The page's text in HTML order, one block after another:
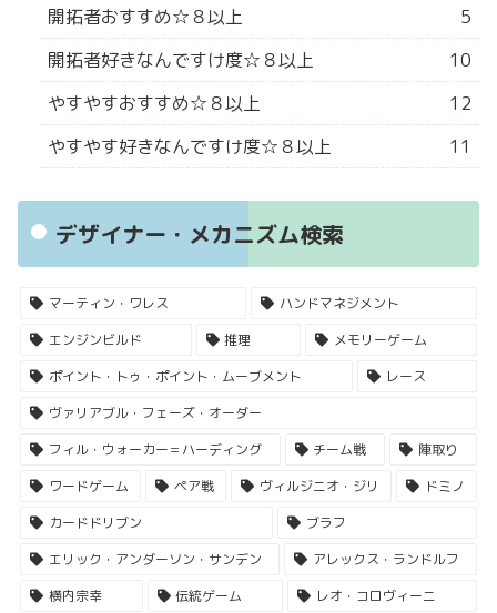
開拓者おすすめ☆８以上
5
開拓者好きなんですけ度☆８以上
10
やすやすおすすめ☆８以上
12
やすやす好きなんですけ度☆８以上
11
デザイナー・メカニズム検索
マーティン・ワレス
ハンドマネジメント
エンジンビルド
推理
メモリーゲーム
ポイント・トゥ・ポイント・ムーブメント
レース
ヴァリアブル・フェーズ・オーダー
フィル・ウォーカー＝ハーディング
チーム戦
陣取り
ワードゲーム
ペア戦 ヴィルジニオ・ジリ
ドミノ
カードドリブン
ブラフ
エリック・アンダーソン・サンデン
アレックス・ランドルフ
横内宗幸
伝統ゲーム
レオ・コロヴィーニ